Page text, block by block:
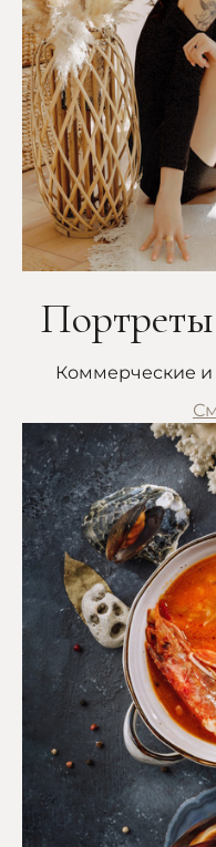
Коммерческие и